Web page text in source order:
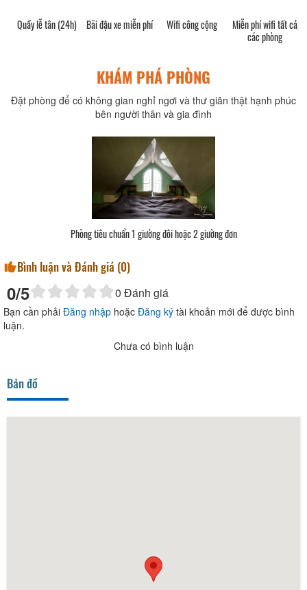
Quầy lễ tân (24h) Bãi đậu xe miễn phí Wifi công cộng
Miễn phí wifi tất cả
các phòng
KHÁM PHÁ PHÒNG
Đặt phòng để có không gian nghỉ ngơi và thư giãn thật hạnh phúc
bên người thân và gia đình
Phòng tiêu chuẩn tập thể
Bình luận và Đánh giá (0)
0/5 0 Đánh giá
Bạn cần phải Đăng nhập hoặc Đăng ký tài khoản mới để được bình
luận.
Chưa có bình luận
Bản đồ